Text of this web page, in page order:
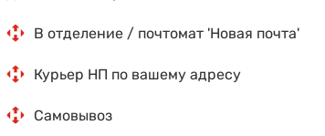
В отделение / почтомат 'Новая почта'
Курьер НП по вашему адресу
Самовывоз